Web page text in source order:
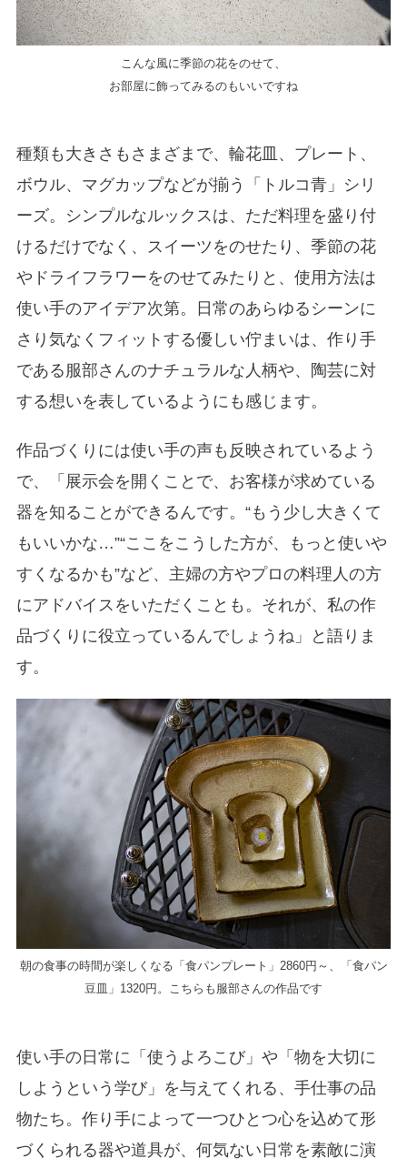
こんな風に季節の花をのせて、
お部屋に飾ってみるのもいいですね
種類も大きさもさまざまで、輪花皿、プレート、
ボウル、マグカップなどが揃う「トルコ青」シリ
ーズ。シンプルなルックスは、ただ料理を盛り付
けるだけでなく、スイーツをのせたり、季節の花
やドライフラワーをのせてみたりと、使用方法は
使い手のアイデア次第。日常のあらゆるシーンに
さり気なくフィットする優しい佇まいは、作り手
である服部さんのナチュラルな人柄や、陶芸に対
する想いを表しているようにも感じます。
作品づくりには使い手の声も反映されているよう
で、「展示会を開くことで、お客様が求めている
器を知ることができるんです。“もう少し大きくて
もいいかな…”“ここをこうした方が、もっと使いや
すくなるかも”など、主婦の方やプロの料理人の方
にアドバイスをいただくことも。それが、私の作
品づくりに役立っているんでしょうね」と語りま
す。
朝の食事の時間が楽しくなる「食パンプレート」2860円～、「食パン
豆皿」1320円。こちらも服部さんの作品です
使い手の日常に「使うよろこび」や「物を大切に
しようという学び」を与えてくれる、手仕事の品
物たち。作り手によって一つひとつ心を込めて形
づくられる器や道具が、何気ない日常を素敵に演